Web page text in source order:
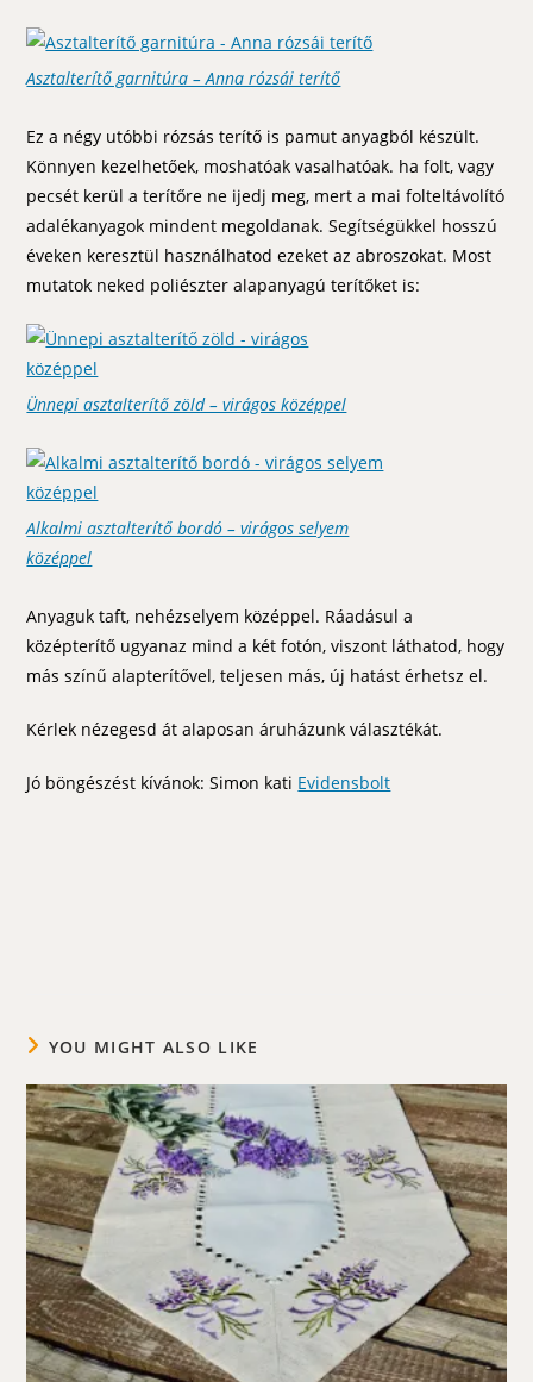
Asztalterítő garnitúra – Anna rózsái terítő
Ez a négy utóbbi rózsás terítő is pamut anyagból készült.
Könnyen kezelhetőek, moshatóak vasalhatóak. ha folt, vagy
pecsét kerül a terítőre ne ijedj meg, mert a mai folteltávolító
adalékanyagok mindent megoldanak. Segítségükkel hosszú
éveken keresztül használhatod ezeket az abroszokat. Most
mutatok neked poliészter alapanyagú terítőket is:
Ünnepi asztalterítő zöld – virágos középpel
Alkalmi asztalterítő bordó – virágos selyem
középpel
Anyaguk taft, nehézselyem középpel. Ráadásul a
középterítő ugyanaz mind a két fotón, viszont láthatod, hogy
más színű alapterítővel, teljesen más, új hatást érhetsz el.
Kérlek nézegesd át alaposan áruházunk választékát.
Jó böngészést kívánok: Simon kati Evidensbolt
YOU MIGHT ALSO LIKE